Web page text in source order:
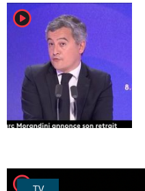
player2
player2